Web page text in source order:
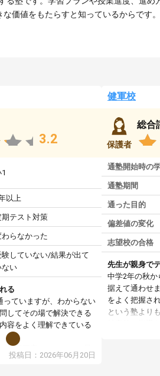
価値をもたらすと知っているからです。
3.2
以上
期テスト対策
わらなかった
験していない/結果が出て
ない
る
っていますが、わからない
してその場で解決できる
容をよく理解できている
毎回固定ではないので最
したが、どの先生も丁寧
投稿日：2026年06月20日
健軍校
保護者
総合
通塾開始時の
通塾期間
通った目的
偏差値の変化
志望校の合格
先生が親身で
中学2年の秋
据えて通わせ
をよく把握さ
という塾より
効率的な指導
す。授業は先